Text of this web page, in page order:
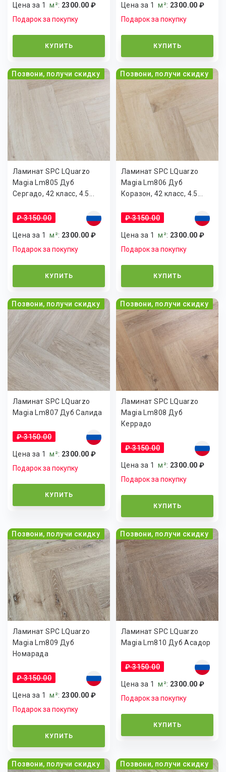
Цена за 1м²: 2300.00 ₽
Подарок за покупку
КУПИТЬ
Цена за 1м²: 2300.00 ₽
Подарок за покупку
КУПИТЬ
Позвони, получи скидку
Ламинат SPC LQuarzo
Magia Lm805 Дуб
Сергадо, 42 класс, 4.5...
₽ 3150.00
Цена за 1м²: 2300.00 ₽
Подарок за покупку
КУПИТЬ
Позвони, получи скидку
Ламинат SPC LQuarzo
Magia Lm806 Дуб
Коразон, 42 класс, 4.5...
₽ 3150.00
Цена за 1м²: 2300.00 ₽
Подарок за покупку
КУПИТЬ
Позвони, получи скидку
Ламинат SPC LQuarzo
Magia Lm807 Дуб Салида
₽ 3150.00
Цена за 1м²: 2300.00 ₽
Подарок за покупку
КУПИТЬ
Позвони, получи скидку
Ламинат SPC LQuarzo
Magia Lm808 Дуб
Керрадо
₽ 3150.00
Цена за 1м²: 2300.00 ₽
Подарок за покупку
КУПИТЬ
Позвони, получи скидку
Ламинат SPC LQuarzo
Magia Lm809 Дуб
Номарада
₽ 3150.00
Цена за 1м²: 2300.00 ₽
Подарок за покупку
КУПИТЬ
Позвони, получи скидку
Ламинат SPC LQuarzo
Magia Lm810 Дуб Асадор
₽ 3150.00
Цена за 1м²: 2300.00 ₽
Подарок за покупку
КУПИТЬ
Позвони, получи скидку Позвони, получи скидку